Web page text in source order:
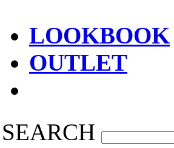
LOOKBOOK
OUTLET
SEARCH